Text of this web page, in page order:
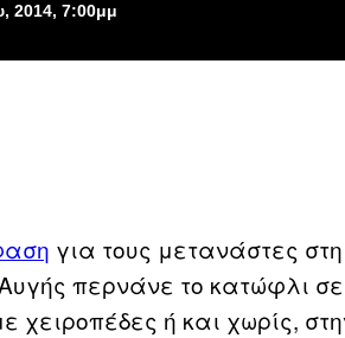
2014, 7:00μμ
για τους μετανάστες
περνάνε το κατώφλι
χειροπέδες ή και χωρίς,